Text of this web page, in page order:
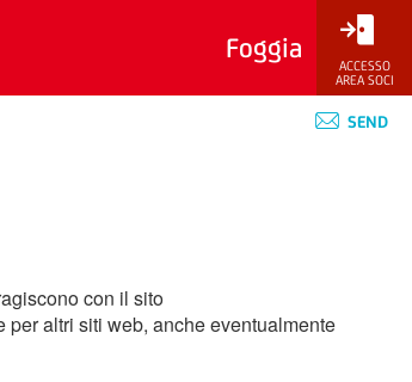
Foggia
ACCESSO
AREA SOCI
SEND
con il sito
altri siti web, anche eventualmente